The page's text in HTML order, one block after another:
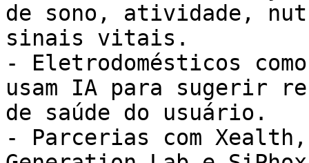
de sono, atividade,
sinais vitais.
- Eletrodomésticos
usam IA para sugerir
de saúde do usuário.
- Parcerias com